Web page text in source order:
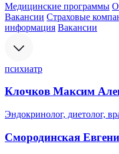
Медицинские программы
Вакансии Страховые
информация Вакансии
психиатр
Клочков Максим
Эндокринолог, диетолог,
Смородинская